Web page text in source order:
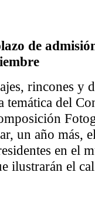
de
rincones y
temática del
un año más,
en el
ilustrarán el